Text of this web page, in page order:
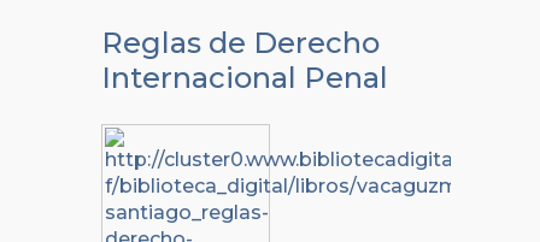
Reglas de Derecho
Internacional Penal